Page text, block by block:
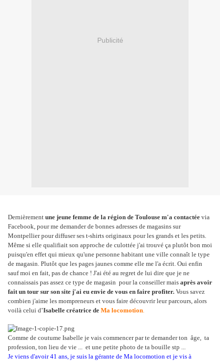
Publicité
Dernièrement une jeune femme de la région de Toulouse m'a contactée via
Facebook, pour me demander de bonnes adresses de magasins sur
Montpellier pour diffuser ses t-shirts originaux pour les grands et les petits.
Même si elle qualifiait son approche de culottée j'ai trouvé ça plutôt bon moi
puisqu'en effet qui mieux qu'une personne habitant une ville connaît le type
de magasin. Plutôt que les pages jaunes comme elle me l'a écrit. Oui enfin
sauf moi en fait, pas de chance ! J'ai été au regret de lui dire que je ne
connaissais pas assez ce type de magasin pour la conseiller mais après avoir
fait un tour sur son site j'ai eu envie de vous en faire profiter. Vous savez
combien j'aime les mompreneurs et vous faire découvrir leur parcours, alors
voilà celui d'Isabelle créatrice de Ma locomotion.
Comme de coutume Isabelle je vais commencer par te demander ton âge, ta
profession, ton lieu de vie ... et une petite photo de ta bouille stp ...
Je viens d'avoir 41 ans, je suis la gérante de Ma locomotion et je vis à